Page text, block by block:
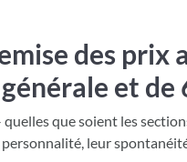
des prix
et
que soient les
leur